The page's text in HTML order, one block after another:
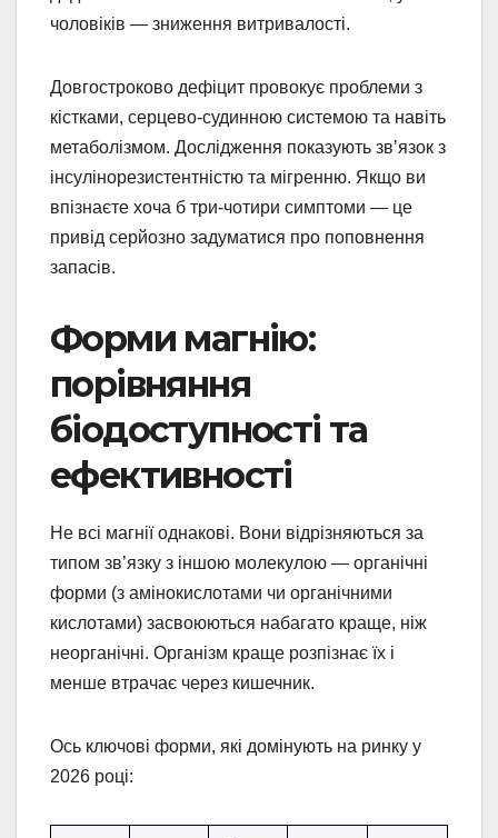
чоловіків — зниження витривалості.
Довгостроково дефіцит провокує проблеми з
кістками, серцево-судинною системою та навіть
метаболізмом. Дослідження показують зв’язок з
інсулінорезистентністю та мігренню. Якщо ви
впізнаєте хоча б три-чотири симптоми — це
привід серйозно задуматися про поповнення
запасів.
Форми магнію:
порівняння
біодоступності та
ефективності
Не всі магнії однакові. Вони відрізняються за
типом зв’язку з іншою молекулою — органічні
форми (з амінокислотами чи органічними
кислотами) засвоюються набагато краще, ніж
неорганічні. Організм краще розпізнає їх і
менше втрачає через кишечник.
Ось ключові форми, які домінують на ринку у
2026 році: